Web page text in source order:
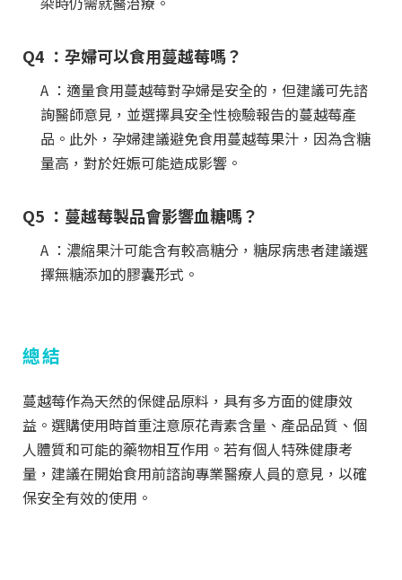
Q4 ：孕婦可以食用蔓越莓嗎？
A ：適量食用蔓越莓對孕婦是安全的，但建議可先諮
詢醫師意見，並選擇具安全性檢驗報告的蔓越莓產
品。此外，孕婦建議避免食用蔓越莓果汁，因為含糖
量高，對於妊娠可能造成影響。
Q5 ：蔓越莓製品會影響血糖嗎？
A ：濃縮果汁可能含有較高糖分，糖尿病患者建議選
擇無糖添加的膠囊形式。
總結
蔓越莓作為天然的保健品原料，具有多方面的健康效
益。選購使用時首重注意原花青素含量、產品品質、個
人體質和可能的藥物相互作用。若有個人特殊健康考
量，建議在開始食用前諮詢專業醫療人員的意見，以確
保安全有效的使用。